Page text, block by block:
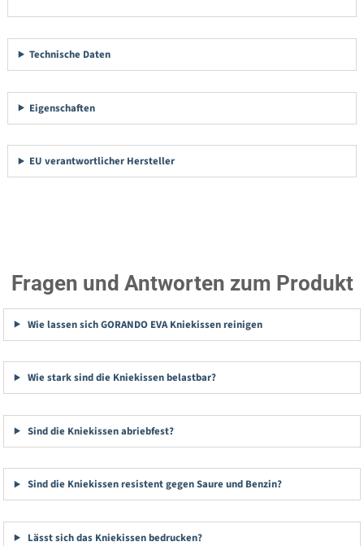
Technische Daten
Eigenschaften
EU verantwortlicher Hersteller
Fragen und Antworten zum Produkt
Wie lassen sich GORANDO EVA Kniekissen reinigen
Wie stark sind die Kniekissen belastbar?
Sind die Kniekissen abriebfest?
Sind die Kniekissen resistent gegen Saure und Benzin?
Lässt sich das Kniekissen bedrucken?